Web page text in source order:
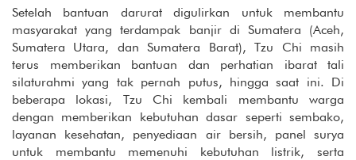
Setelah bantuan darurat digulirkan untuk membantu
masyarakat yang terdampak banjir di Sumatera (Aceh,
Sumatera Utara, dan Sumatera Barat), Tzu Chi masih
terus memberikan bantuan dan perhatian ibarat tali
silaturahmi yang tak pernah putus, hingga saat ini. Di
beberapa lokasi, Tzu Chi kembali membantu warga
dengan memberikan kebutuhan dasar seperti sembako,
layanan kesehatan, penyediaan air bersih, panel surya
untuk membantu memenuhi kebutuhan listrik, serta